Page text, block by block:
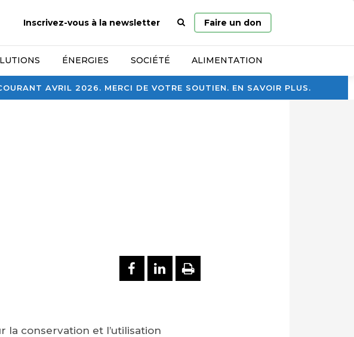
AVRIL 2026. MERCI DE VOTRE SOUTIEN. EN SAVOIR PLUS.
Inscrivez-vous à la newsletter
Page
d’accueil
Faire un don
ÉNERGIES SOCIÉTÉ ALIMENTATION
PARTAGER SUR FACEBOOK
PARTAGER SUR
IMPRIMER
la conservation et l’utilisation